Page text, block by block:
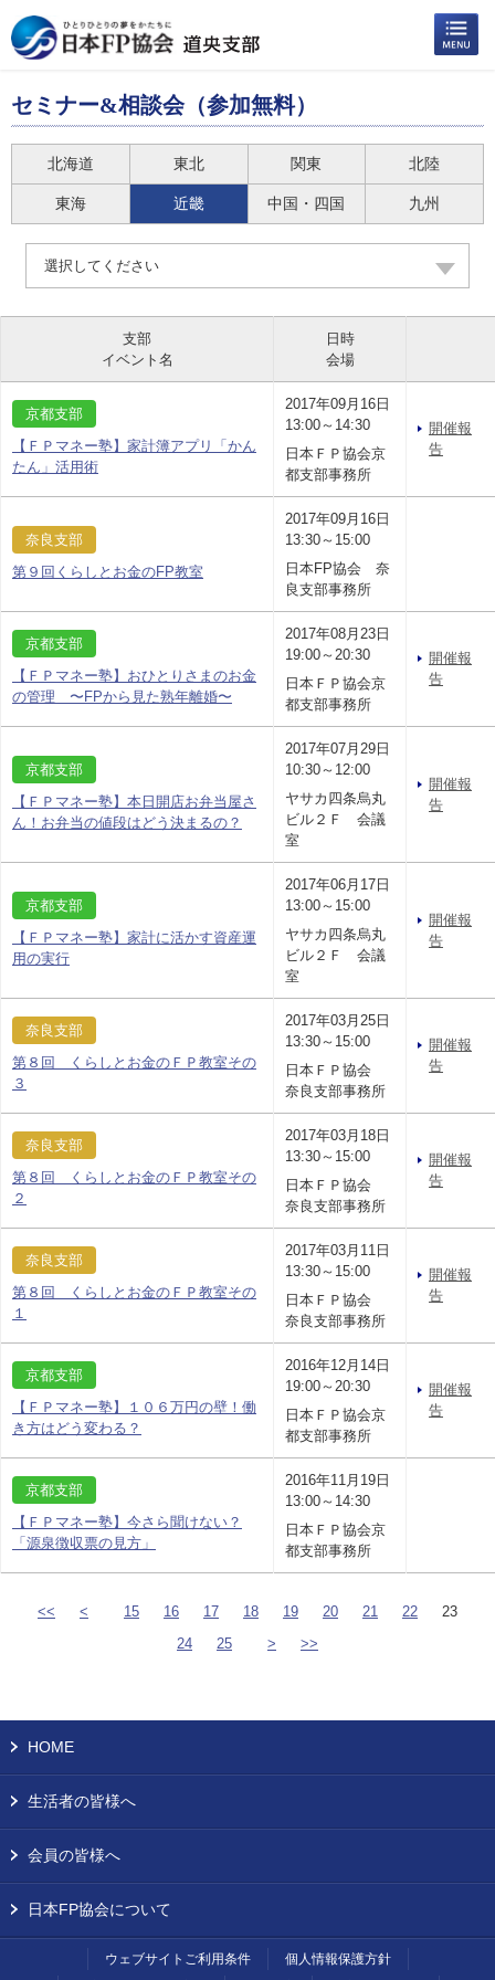
セミナー&相談会（参加無料）
北海道 東北 関東 北陸
東海 近畿 中国・四国 九州
選択してください
支部
イベント名
日時
会場
京都支部
【ＦＰマネー塾】家計簿アプリ「かん
たん」活用術
2017年09月16日
13:00～14:30
日本ＦＰ協会京
都支部事務所
開催報
告
奈良支部
第９回くらしとお金のFP教室
2017年09月16日
13:30～15:00
日本FP協会 奈
良支部事務所
京都支部
【ＦＰマネー塾】おひとりさまのお金
の管理 〜FPから見た熟年離婚〜
2017年08月23日
19:00～20:30
日本ＦＰ協会京
都支部事務所
開催報
告
京都支部
【ＦＰマネー塾】本日開店お弁当屋さ
ん！お弁当の値段はどう決まるの？
2017年07月29日
10:30～12:00
ヤサカ四条烏丸
ビル２Ｆ 会議
室
開催報
告
京都支部
【ＦＰマネー塾】家計に活かす資産運
用の実行
2017年06月17日
13:00～15:00
ヤサカ四条烏丸
ビル２Ｆ 会議
室
開催報
告
奈良支部
第８回 くらしとお金のＦＰ教室その
３
2017年03月25日
13:30～15:00
日本ＦＰ協会
奈良支部事務所
開催報
告
奈良支部
第８回 くらしとお金のＦＰ教室その
２
2017年03月18日
13:30～15:00
日本ＦＰ協会
奈良支部事務所
開催報
告
奈良支部
第８回 くらしとお金のＦＰ教室その
１
2017年03月11日
13:30～15:00
日本ＦＰ協会
奈良支部事務所
開催報
告
京都支部
【ＦＰマネー塾】１０６万円の壁！働
き方はどう変わる？
2016年12月14日
19:00～20:30
日本ＦＰ協会京
都支部事務所
開催報
告
京都支部
【ＦＰマネー塾】今さら聞けない？
「源泉徴収票の見方」
2016年11月19日
13:00～14:30
日本ＦＰ協会京
都支部事務所
<< < 15 16 17 18 19 20 21 22
23
24
25 > >>
HOME
生活者の皆様へ
会員の皆様へ
日本FP協会について
ウェブサイトご利用条件
個人情報保護方針